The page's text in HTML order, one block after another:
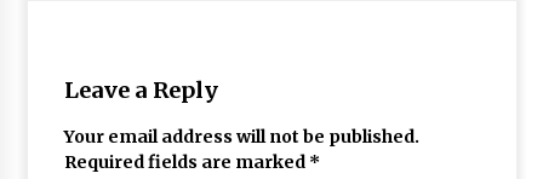
Leave a Reply
Your email address will not be published.
Required fields are marked *